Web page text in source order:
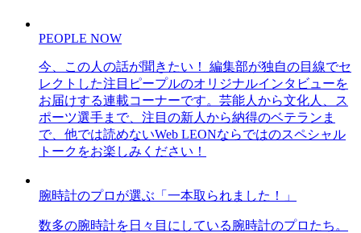
PEOPLE NOW
今、この人の話が聞きたい！ 編集部が独自の目線でセ
レクトした注目ピープルのオリジナルインタビューを
お届けする連載コーナーです。芸能人から文化人、ス
ポーツ選手まで、注目の新人から納得のベテランま
で、他では読めないWeb LEONならではのスペシャル
トークをお楽しみください！
腕時計のプロが選ぶ「一本取られました！」
数多の腕時計を日々目にしている腕時計のプロたち。